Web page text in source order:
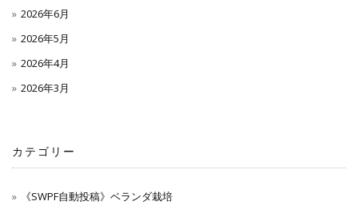
2026年6月
2026年5月
2026年4月
2026年3月
カテゴリー
《SWPF自動投稿》ベランダ栽培